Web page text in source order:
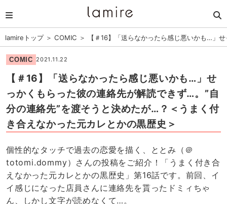
lamireトップ＞ COMIC ＞ 【＃16】「送らなかったら感じ悪いかも…」
COMIC 2021.11.22
【＃16】「送らなかったら感じ悪いかも…」せ
っかくもらった彼の連絡先が解読できず…。”自
分の連絡先”を渡そうと決めたが…？＜うまく付
き合えなかった元カレとかの黒歴史＞
個性的なタッチで過去の恋愛を描く、ととみ（＠
totomi.dommy）さんの投稿をご紹介！「うまく付き合
えなかった元カレとかの黒歴史」第16話です。前回、イ
イ感じになった店員さんに連絡先を貰ったドミィちゃ
ん、しかし文字が読めなくて…。